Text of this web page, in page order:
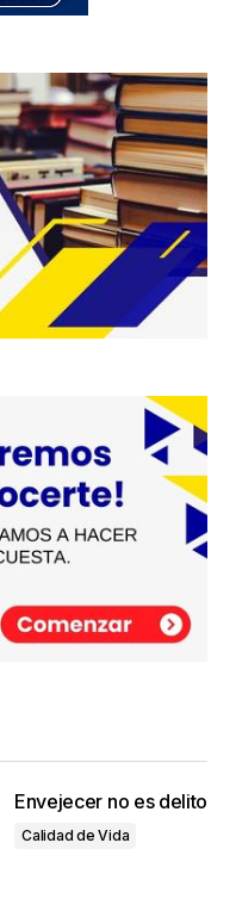
Envejecer no es delito
Calidad de Vida